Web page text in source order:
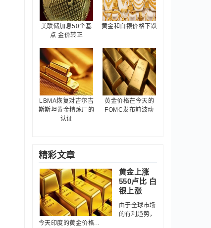
美联储加息50个基
点 金价转正
黄金和白银价格下跌
LBMA恢复对吉尔吉
斯斯坦黄金精炼厂的
认证
黄金价格在今天的
FOMC发布前波动
精彩文章
黄金上涨
550卢比 白
银上涨
由于全球市场
的有利趋势，
今天印度的黄金价格...